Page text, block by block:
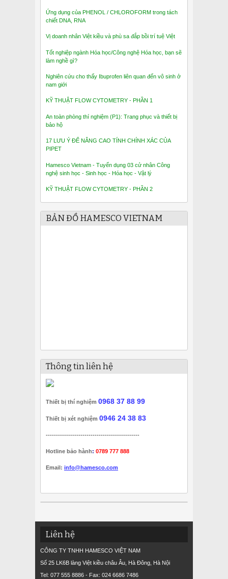
Ứng dụng của PHENOL / CHLOROFORM trong tách
chiết DNA, RNA
Vị doanh nhân Việt kiều và phù sa đắp bồi trí tuệ Việt
Tốt nghiệp ngành Hóa học/Công nghệ Hóa học, bạn sẽ
làm nghề gì?
Nghiên cứu cho thấy Ibuprofen liên quan đến vô sinh ở
nam giới
KỸ THUẬT FLOW CYTOMETRY - PHẦN 1
An toàn phòng thí nghiệm (P1): Trang phục và thiết bị
bảo hộ
17 LƯU Ý ĐỂ NÂNG CAO TÍNH CHÍNH XÁC CỦA
PIPET
Hamesco Vietnam - Tuyển dụng 03 cử nhân Công
nghệ sinh học - Sinh học - Hóa học - Vật lý
KỸ THUẬT FLOW CYTOMETRY - PHẦN 2
BẢN ĐỒ HAMESCO VIETNAM
Thông tin liên hệ
Thiết bị thí nghiệm 0968 37 88 99
Thiết bị xét nghiệm 0946 24 38 83
----------------------------------------------
Hotline bảo hành: 0789 777 888
Email: info@hamesco.com
Liên hệ
CÔNG TY TNHH HAMESCO VIỆT NAM
Số 25 LK6B làng Việt kiều châu Âu, Hà Đông, Hà Nội
Tel: 077 555 8886 - Fax: 024 6686 7486